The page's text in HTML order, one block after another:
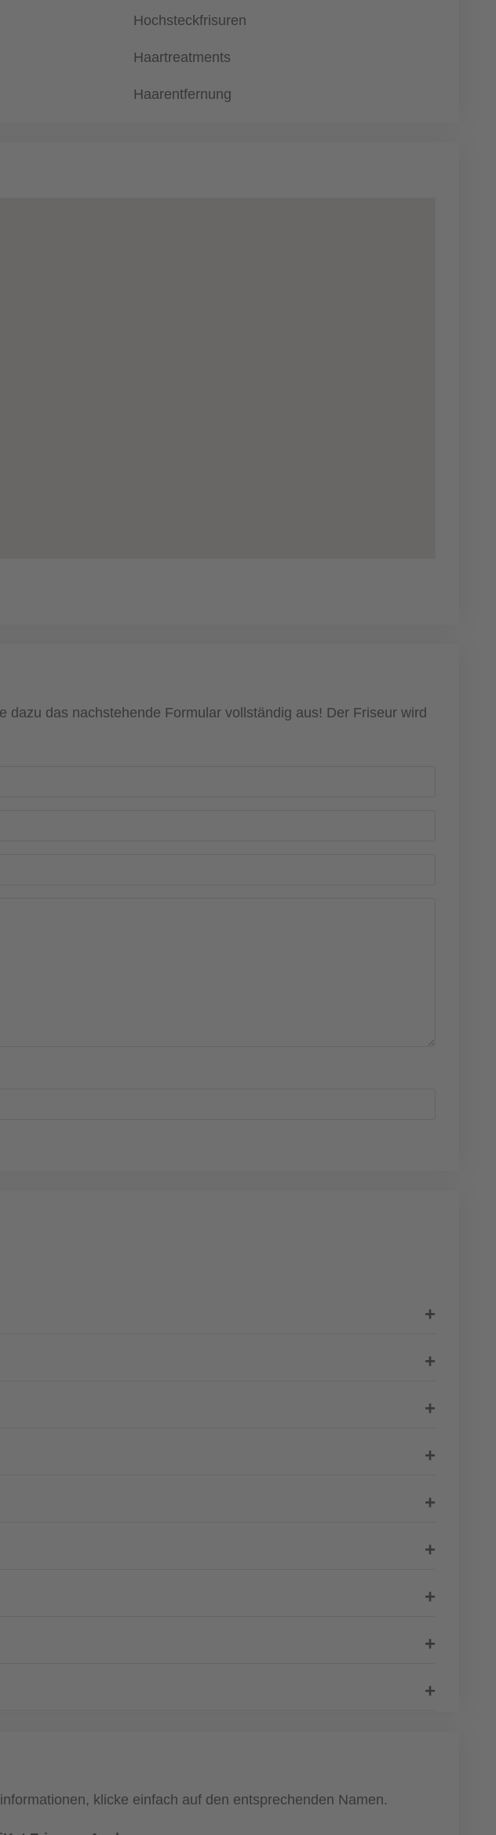
Hochsteckfrisuren
Haartreatments
Haarentfernung
dazu das nachstehende Formular vollständig aus! Der Friseur wird
klicke einfach auf den entsprechenden Namen.